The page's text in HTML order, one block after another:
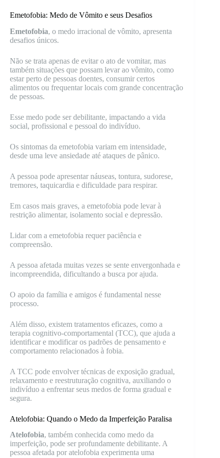
Emetofobia: Medo de Vômito e seus Desafios
Emetofobia, o medo irracional de vômito, apresenta
desafios únicos.
Não se trata apenas de evitar o ato de vomitar, mas
também situações que possam levar ao vômito, como
estar perto de pessoas doentes, consumir certos
alimentos ou frequentar locais com grande concentração
de pessoas.
Esse medo pode ser debilitante, impactando a vida
social, profissional e pessoal do indivíduo.
Os sintomas da emetofobia variam em intensidade,
desde uma leve ansiedade até ataques de pânico.
A pessoa pode apresentar náuseas, tontura, sudorese,
tremores, taquicardia e dificuldade para respirar.
Em casos mais graves, a emetofobia pode levar à
restrição alimentar, isolamento social e depressão.
Lidar com a emetofobia requer paciência e
compreensão.
A pessoa afetada muitas vezes se sente envergonhada e
incompreendida, dificultando a busca por ajuda.
O apoio da família e amigos é fundamental nesse
processo.
Além disso, existem tratamentos eficazes, como a
terapia cognitivo-comportamental (TCC), que ajuda a
identificar e modificar os padrões de pensamento e
comportamento relacionados à fobia.
A TCC pode envolver técnicas de exposição gradual,
relaxamento e reestruturação cognitiva, auxiliando o
indivíduo a enfrentar seus medos de forma gradual e
segura.
Atelofobia: Quando o Medo da Imperfeição Paralisa
Atelofobia, também conhecida como medo da
imperfeição, pode ser profundamente debilitante. A
pessoa afetada por atelofobia experimenta uma